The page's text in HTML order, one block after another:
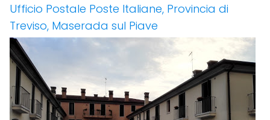
Ufficio Postale Poste Italiane, Provincia di
Treviso, Maserada sul Piave